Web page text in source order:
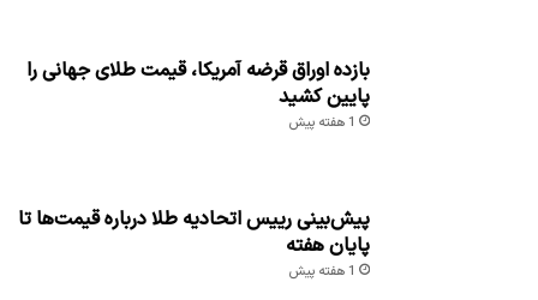
بازده اوراق قرضه آمریکا، قیمت طلای جهانی را
پایین کشید
1 هفته پیش
پیش‌بینی رییس اتحادیه طلا درباره قیمت‌ها تا
پایان هفته
1 هفته پیش